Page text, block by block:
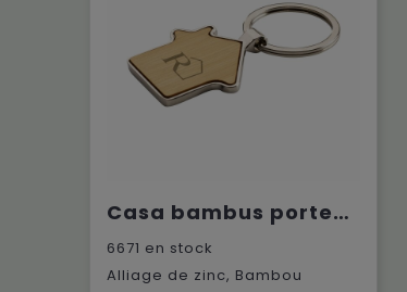
Casa bambus porte-clés
6671 en stock
Alliage de zinc, Bambou